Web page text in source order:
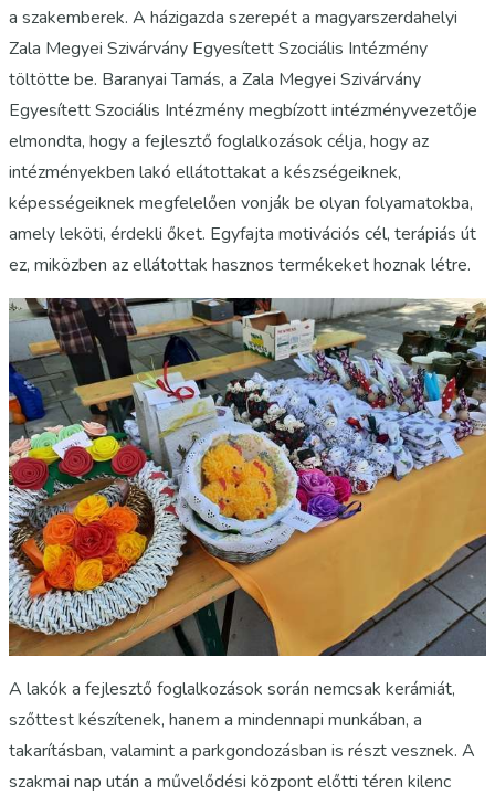
a szakemberek. A házigazda szerepét a magyarszerdahelyi
Zala Megyei Szivárvány Egyesített Szociális Intézmény
töltötte be. Baranyai Tamás, a Zala Megyei Szivárvány
Egyesített Szociális Intézmény megbízott intézményvezetője
elmondta, hogy a fejlesztő foglalkozások célja, hogy az
intézményekben lakó ellátottakat a készségeiknek,
képességeiknek megfelelően vonják be olyan folyamatokba,
amely leköti, érdekli őket. Egyfajta motivációs cél, terápiás út
ez, miközben az ellátottak hasznos termékeket hoznak létre.
A lakók a fejlesztő foglalkozások során nemcsak kerámiát,
szőttest készítenek, hanem a mindennapi munkában, a
takarításban, valamint a parkgondozásban is részt vesznek. A
szakmai nap után a művelődési központ előtti téren kilenc